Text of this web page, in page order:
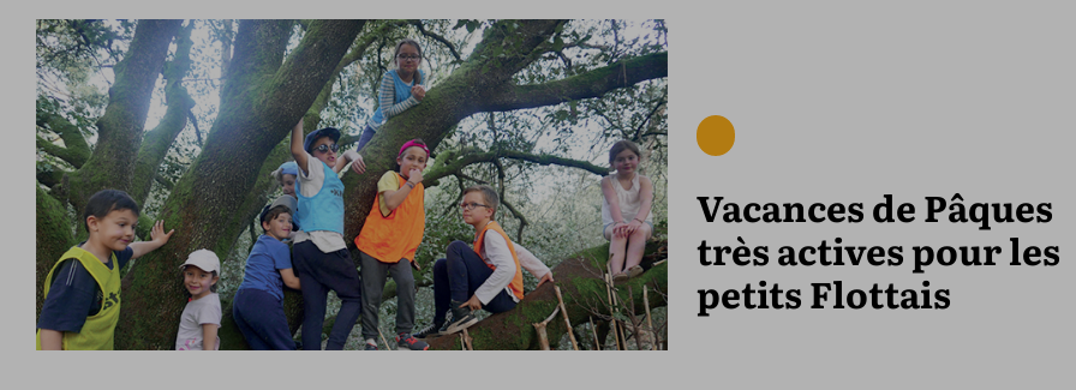
Vacances de Pâques
très actives pour les
petits Flottais